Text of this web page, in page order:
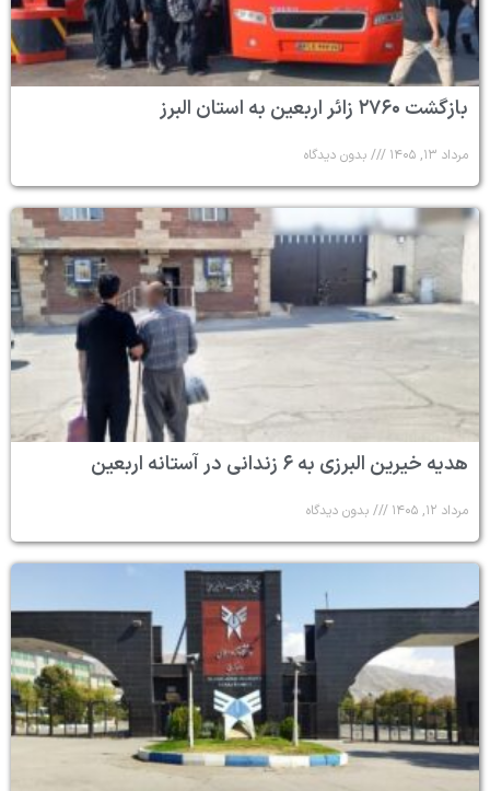
بازگشت ۲۷۶۰ زائر اربعین به استان البرز
مرداد ۱۳, ۱۴۰۵ بدون دیدگاه
هدیه خیرین البرزی به ۶ زندانی در آستانه اربعین
مرداد ۱۲, ۱۴۰۵ بدون دیدگاه